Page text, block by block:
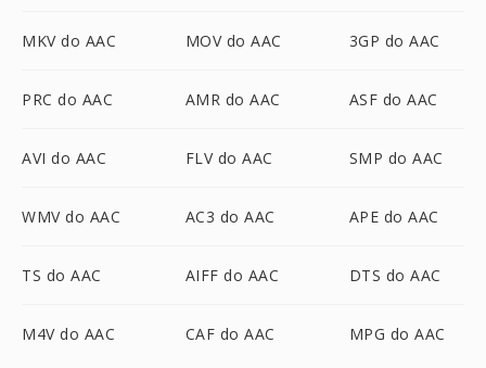
MKV do AAC MOV do AAC 3GP do AAC
PRC do AAC AMR do AAC ASF do AAC
AVI do AAC FLV do AAC SMP do AAC
WMV do AAC AC3 do AAC APE do AAC
TS do AAC AIFF do AAC DTS do AAC
M4V do AAC CAF do AAC MPG do AAC